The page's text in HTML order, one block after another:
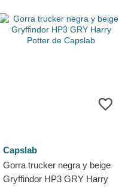
Capslab
Gorra trucker negra y beige
Gryffindor HP3 GRY Harry